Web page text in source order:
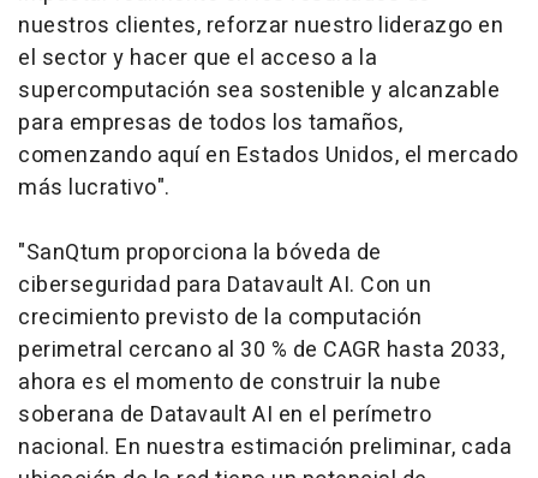
nuestros clientes, reforzar nuestro liderazgo en
el sector y hacer que el acceso a la
supercomputación sea sostenible y alcanzable
para empresas de todos los tamaños,
comenzando aquí en Estados Unidos, el mercado
más lucrativo".
"SanQtum proporciona la bóveda de
ciberseguridad para Datavault AI. Con un
crecimiento previsto de la computación
perimetral cercano al 30 % de CAGR hasta 2033,
ahora es el momento de construir la nube
soberana de Datavault AI en el perímetro
nacional. En nuestra estimación preliminar, cada